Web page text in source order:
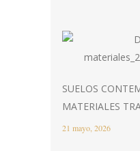
SUELOS
MATERIALES
21 mayo, 2026